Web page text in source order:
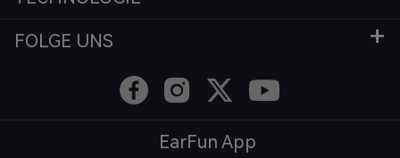
FOLGE UNS
EarFun App